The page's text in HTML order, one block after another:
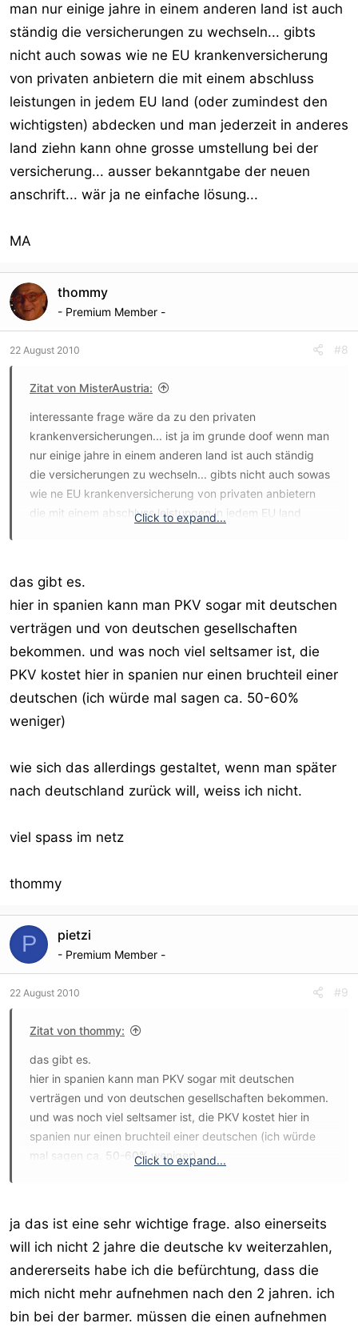
man nur einige jahre in einem anderen land ist auch
ständig die versicherungen zu wechseln... gibts
nicht auch sowas wie ne EU krankenversicherung
von privaten anbietern die mit einem abschluss
leistungen in jedem EU land (oder zumindest den
wichtigsten) abdecken und man jederzeit in anderes
land ziehn kann ohne grosse umstellung bei der
versicherung... ausser bekanntgabe der neuen
anschrift... wär ja ne einfache lösung...
MA
thommy
- Premium Member -
22 August 2010 #8
Zitat von MisterAustria:
interessante frage wäre da zu den privaten
krankenversicherungen... ist ja im grunde doof wenn man
nur einige jahre in einem anderen land ist auch ständig
die versicherungen zu wechseln... gibts nicht auch sowas
wie ne EU krankenversicherung von privaten anbietern
die mit einem abschluss leistungen in jedem EU land
der neuen anschrift... wär ja ne einfache lösung...
MA
Click to expand...
das gibt es.
hier in spanien kann man PKV sogar mit deutschen
verträgen und von deutschen gesellschaften
bekommen. und was noch viel seltsamer ist, die
PKV kostet hier in spanien nur einen bruchteil einer
deutschen (ich würde mal sagen ca. 50-60%
weniger)
wie sich das allerdings gestaltet, wenn man später
nach deutschland zurück will, weiss ich nicht.
viel spass im netz
thommy
P pietzi
- Premium Member -
22 August 2010 #9
Zitat von thommy:
das gibt es.
hier in spanien kann man PKV sogar mit deutschen
verträgen und von deutschen gesellschaften bekommen.
und was noch viel seltsamer ist, die PKV kostet hier in
spanien nur einen bruchteil einer deutschen (ich würde
mal sagen ca. 50-60% weniger)
viel spass im netz
thommy
Click to expand...
ja das ist eine sehr wichtige frage. also einerseits
will ich nicht 2 jahre die deutsche kv weiterzahlen,
andererseits habe ich die befürchtung, dass die
mich nicht mehr aufnehmen nach den 2 jahren. ich
bin bei der barmer. müssen die einen aufnehmen